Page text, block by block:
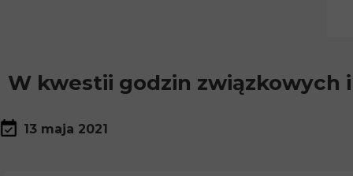
13 maja 2021
W kwestii godzin związkowych i